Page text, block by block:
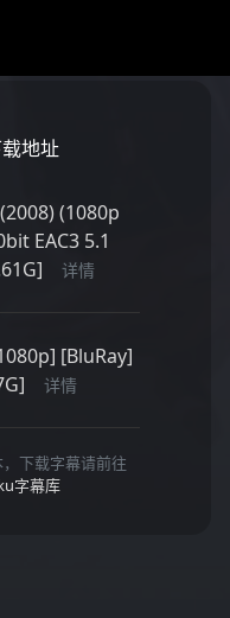
地址
(1080p
EAC3 5.1
详情
[BluRay]
详情
下载字幕请前往
字幕库